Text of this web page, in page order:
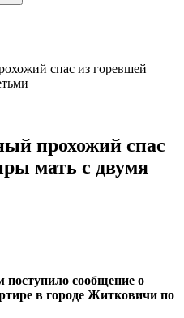
спас из горевшей
прохожий спас
мать с двумя
поступило сообщение о
в городе Житковичи по